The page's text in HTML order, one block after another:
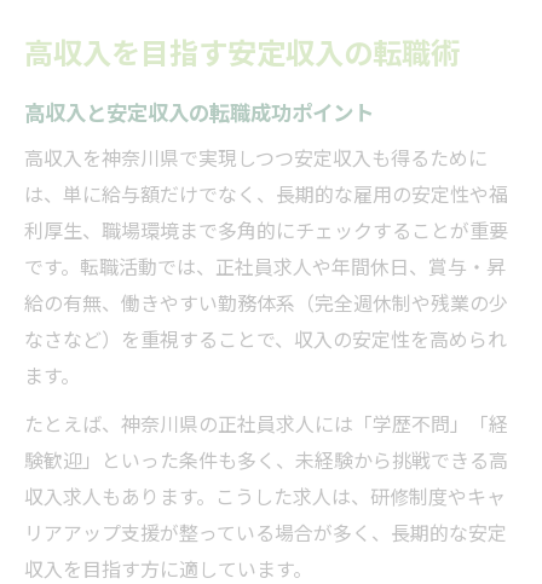
正社員で叶える神奈川高収入の道
神奈川県で高収入を目指す正社員の魅力
正社員が得られる安定収入と将来性とは
高収入正社員求人の探し方と応募ポイント
高収入に直結する正社員職種の特徴を解説
神奈川県で安定収入を叶える正社員の条件
未経験から高収入を狙う働き方解説
未経験で高収入を実現する働き方のコツ
は
未経験から安定収入を得る職種の選び方
高収入未経験求人のポイントと成功事例
女性も高収入を得やすい仕事の特徴
高収入を目指す安定収入の転職術
高収入と安定収入の転職成功ポイント
高収入を神奈川県で実現しつつ安定収入も得るために
は、単に給与額だけでなく、長期的な雇用の安定性や福
利厚生、職場環境まで多角的にチェックすることが重要
です。転職活動では、正社員求人や年間休日、賞与・昇
給の有無、働きやすい勤務体系（完全週休制や残業の少
なさなど）を重視することで、収入の安定性を高められ
ます。
たとえば、神奈川県の正社員求人には「学歴不問」「経
験歓迎」といった条件も多く、未経験から挑戦できる高
収入求人もあります。こうした求人は、研修制度やキャ
リアアップ支援が整っている場合が多く、長期的な安定
収入を目指す方に適しています。